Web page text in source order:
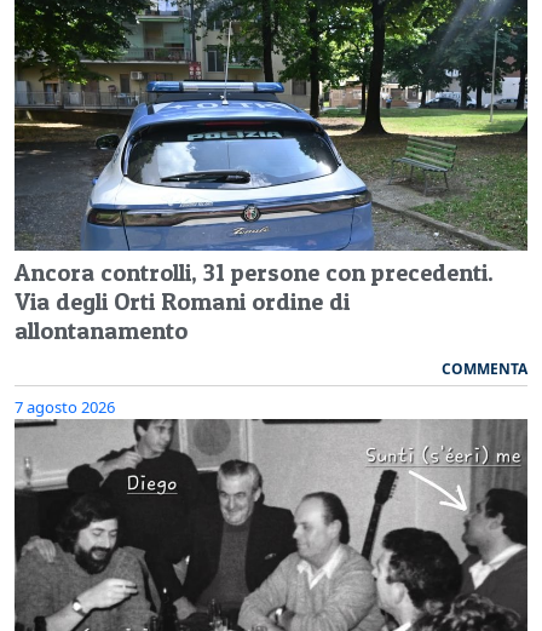
Ancora controlli, 31 persone con precedenti.
Via degli Orti Romani ordine di
allontanamento
COMMENTA
7 agosto 2026